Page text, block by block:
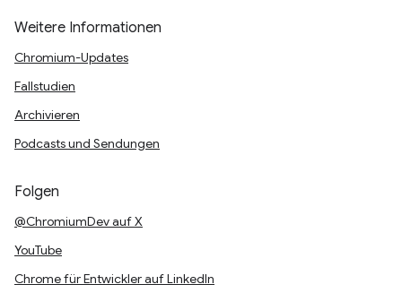
Weitere Informationen
Chromium-Updates
Fallstudien
Archivieren
Podcasts und Sendungen
Folgen
@ChromiumDev auf X
YouTube
Chrome für Entwickler auf LinkedIn